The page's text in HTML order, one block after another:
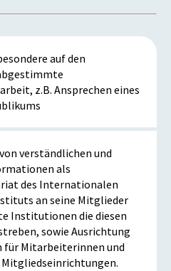
auf den
z.B. Ansprechen eines
verständlichen und
als
des Internationalen
an seine Mitglieder
Institutionen die diesen
sowie Ausrichtung
für Mitarbeiterinnen und